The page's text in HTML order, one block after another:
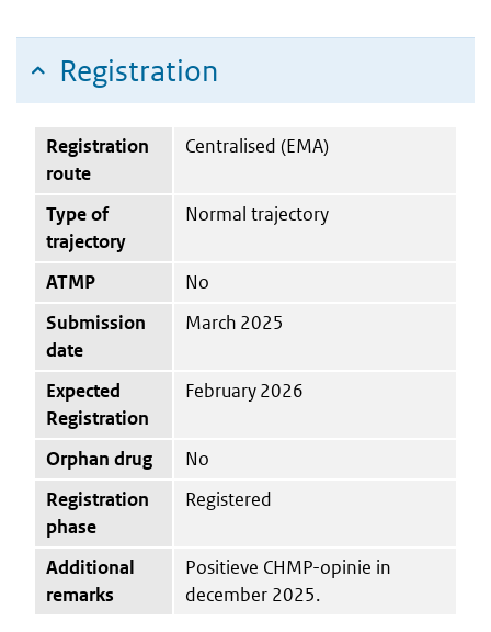
Registration
Registration
route
Centralised (EMA)
Type of
trajectory
Normal trajectory
ATMP
No
Submission
date
March 2025
Expected
Registration
February 2026
Orphan drug
No
Registration
phase
Registered
Additional
remarks
Positieve CHMP-opinie in
december 2025.